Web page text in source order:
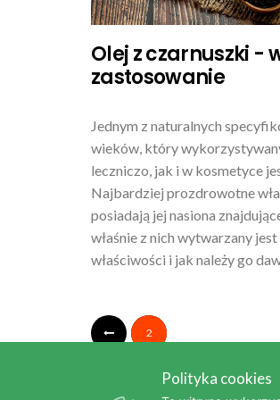
Olej z czarnuszki -
zastosowanie
Jednym z naturalnych
wieków, który
leczniczo, jak i w kosmetyce
Najbardziej prozdrowotne
posiadają jej nasiona
właśnie z nich wytwarzany
właściwości i jak należy go
2
Polityka cookies